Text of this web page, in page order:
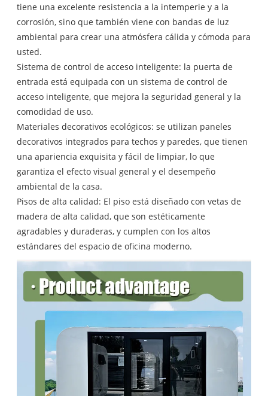
tiene una excelente resistencia a la intemperie y a la
corrosión, sino que también viene con bandas de luz
ambiental para crear una atmósfera cálida y cómoda para
usted.
Sistema de control de acceso inteligente: la puerta de
entrada está equipada con un sistema de control de
acceso inteligente, que mejora la seguridad general y la
comodidad de uso.
Materiales decorativos ecológicos: se utilizan paneles
decorativos integrados para techos y paredes, que tienen
una apariencia exquisita y fácil de limpiar, lo que
garantiza el efecto visual general y el desempeño
ambiental de la casa.
Pisos de alta calidad: El piso está diseñado con vetas de
madera de alta calidad, que son estéticamente
agradables y duraderas, y cumplen con los altos
estándares del espacio de oficina moderno.